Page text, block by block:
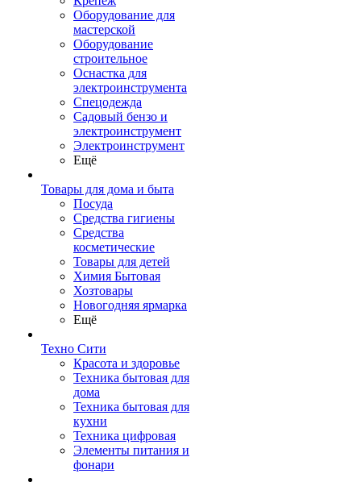
Оборудование для
мастерской
Оборудование
строительное
Оснастка для
электроинструмента
Спецодежда
Садовый бензо и
электроинструмент
Электроинструмент
Ещё
Товары для дома и быта
Посуда
Средства гигиены
Средства
косметические
Товары для детей
Химия Бытовая
Хозтовары
Новогодняя ярмарка
Ещё
Техно Сити
Красота и здоровье
Техника бытовая для
дома
Техника бытовая для
кухни
Техника цифровая
Элементы питания и
фонари